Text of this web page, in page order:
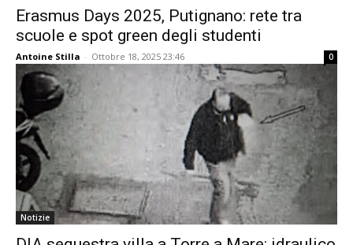
Erasmus Days 2025, Putignano: rete tra
scuole e spot green degli studenti
Antoine Stilla - Ottobre 18, 2025 23:46 0
Notizie